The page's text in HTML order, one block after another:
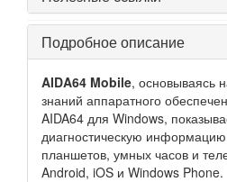
Подробное описание
AIDA64 Mobile, основываясь
знаний аппаратного
AIDA64 для Windows,
диагностическую
планшетов, умных часов и
Android, iOS и Windows Phone.